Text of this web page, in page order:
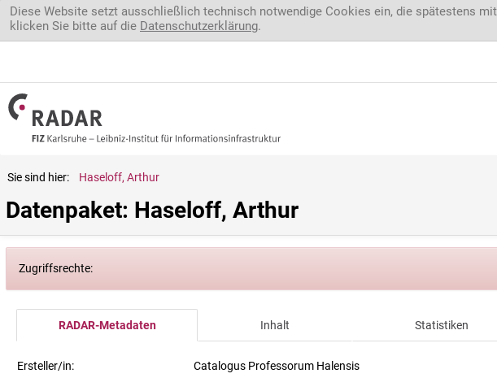
Direkt zum Inhalt
Diese Website setzt ausschließlich technisch notwendige Cookies ein, die spätestens
klicken Sie bitte auf die Datenschutzerklärung.
Sie sind hier: Haseloff, Arthur
Datenpaket: Haseloff, Arthur
Zugriffsrechte:
RADAR-Metadaten Inhalt Statistiken
Ersteller/in: Catalogus Professorum Halensis